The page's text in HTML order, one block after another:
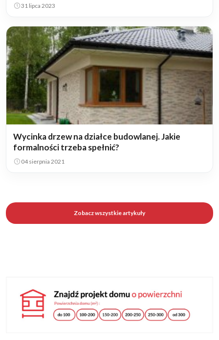
31 lipca 2023
Wycinka drzew na działce budowlanej. Jakie
formalności trzeba spełnić?
04 sierpnia 2021
Zobacz wszystkie artykuły